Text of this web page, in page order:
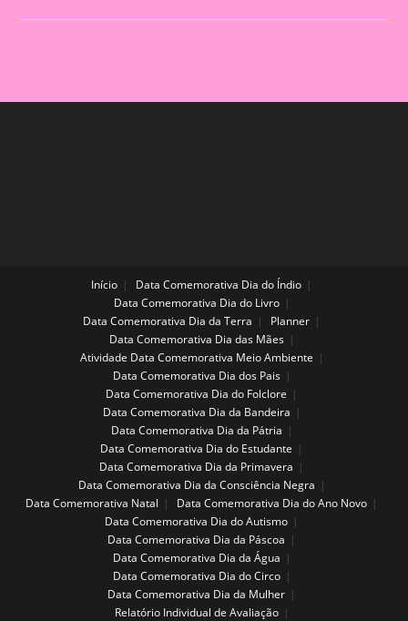
Avaliação
Início
Data Comemorativa Dia do Índio
Data Comemorativa Dia do Livro
Data Comemorativa Dia da Terra
Planner
Data Comemorativa Dia das Mães
Atividade Data Comemorativa Meio Ambiente
Data Comemorativa Dia dos Pais
Data Comemorativa Dia do Folclore
Data Comemorativa Dia da Bandeira
Data Comemorativa Dia da Pátria
Data Comemorativa Dia do Estudante
Data Comemorativa Dia da Primavera
Data Comemorativa Dia da Consciência Negra
Data Comemorativa Natal
Data Comemorativa Dia do Ano Novo
Data Comemorativa Dia do Autismo
Data Comemorativa Dia da Páscoa
Data Comemorativa Dia da Água
Data Comemorativa Dia do Circo
Data Comemorativa Dia da Mulher
Relatório Individual de Avaliação